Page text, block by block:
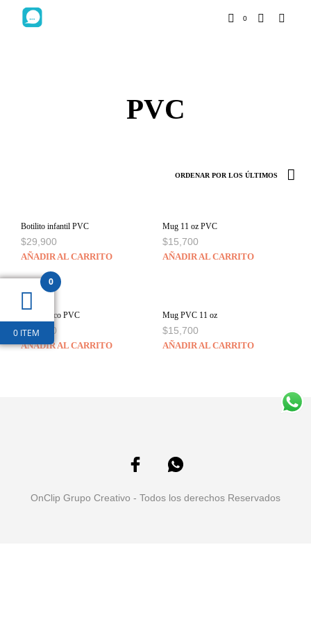
0
PVC
Botilito infantil PVC
$29,900
AÑADIR AL CARRITO
Mug 11 oz PVC
$15,700
AÑADIR AL CARRITO
Vaso cónico PVC
$31,900
AÑADIR AL CARRITO
Mug PVC 11 oz
$15,700
AÑADIR AL CARRITO
OnClip Grupo Creativo - Todos los derechos Reservados
0
0 ITEM